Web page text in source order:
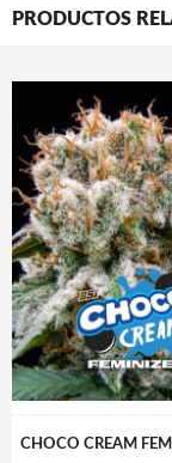
PRODUCTOS
CHOCO CREAM